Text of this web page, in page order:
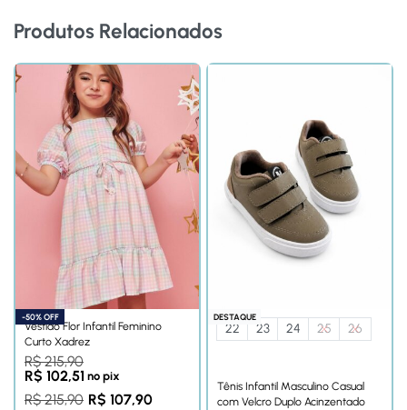
Produtos Relacionados
-50% OFF
Vestido Flor Infantil Feminino
Curto Xadrez
R$215,90
R$ 102,51 no pix
R$215,90 R$ 107,90
DESTAQUE
22 23 24 25 26
Tênis Infantil Masculino Casual
com Velcro Duplo Acinzentado